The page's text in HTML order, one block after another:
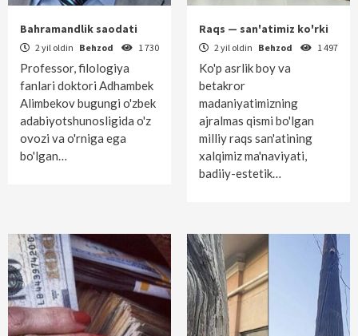
Bahramandlik saodati
2 yil oldin Behzod 1 730
Professor, filologiya
fanlari doktori Adhambek
Alimbekov bugungi o'zbek
adabiyotshunosligida o'z
ovozi va o'rniga ega
bo'lgan…
Raqs — san'atimiz ko'rki
2 yil oldin Behzod 1 497
Ko'p asrlik boy va
betakror
madaniyatimizning
ajralmas qismi bo'lgan
milliy raqs san'atining
xalqimiz ma'naviyati,
badiiy-estetik…